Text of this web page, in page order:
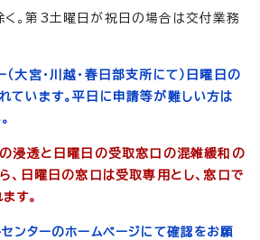
。第3土曜日が祝日の場合は交付業務
（大宮・川越・春日部支所にて）日曜日の
ています。平日に申請等が難しい方は
の浸透と日曜日の受取窓口の混雑緩和の
、日曜日の窓口は受取専用とし、窓口で
す。
センターのホームページにて確認をお願